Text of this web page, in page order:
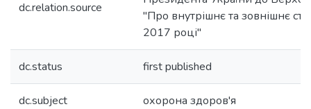
dc.relation.source
"Про внутрішнє та зовнішнє
2017 році"
dc.status first published
dc.subject охорона здоров'я